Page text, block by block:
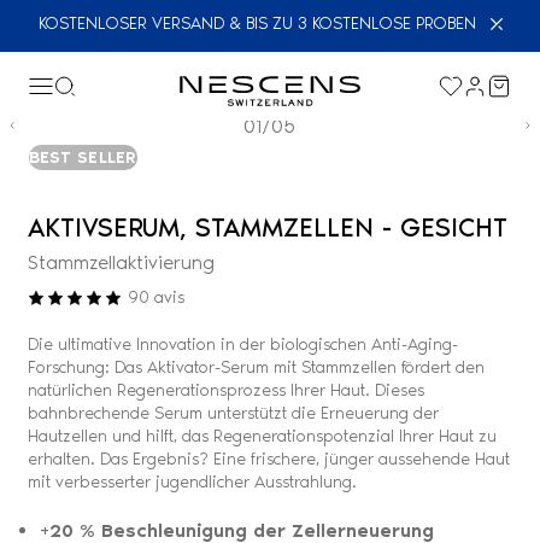
KOSTENLOSER VERSAND & BIS ZU 3 KOSTENLOSE PROBEN
BEST SELLER
01/05
AKTIVSERUM, STAMMZELLEN - GESICHT
Stammzellaktivierung
90 avis
Die ultimative Innovation in der biologischen Anti-Aging-
Forschung: Das Aktivator-Serum mit Stammzellen fördert den
natürlichen Regenerationsprozess Ihrer Haut. Dieses
bahnbrechende Serum unterstützt die Erneuerung der
Hautzellen und hilft, das Regenerationspotenzial Ihrer Haut zu
erhalten. Das Ergebnis? Eine frischere, jünger aussehende Haut
mit verbesserter jugendlicher Ausstrahlung.
+20 % Beschleunigung der Zellerneuerung